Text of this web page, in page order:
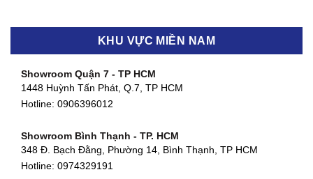
KHU VỰC MIỀN NAM
Showroom Quận 7 - TP HCM
1448 Huỳnh Tấn Phát, Q.7, TP HCM
Hotline: 0906396012
Showroom Bình Thạnh - TP. HCM
348 Đ. Bạch Đằng, Phường 14, Bình Thạnh, TP HCM
Hotline: 0974329191